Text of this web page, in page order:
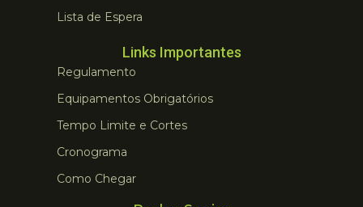
Lista de Espera
Links Importantes
Regulamento
Equipamentos Obrigatórios
Tempo Limite e Cortes
Cronograma
Como Chegar